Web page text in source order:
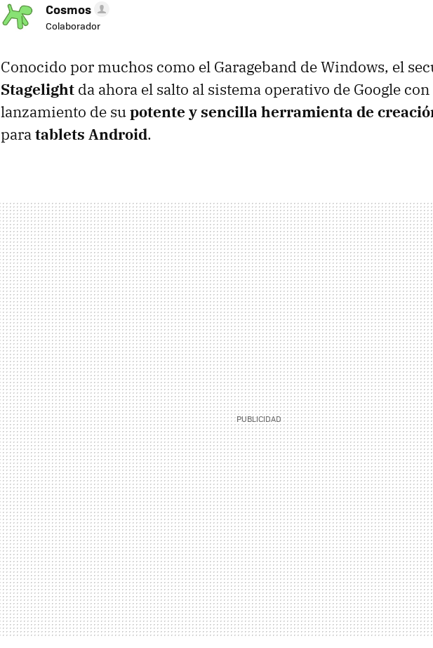
Cosmos
Colaborador
Conocido por muchos como el Garageband de Windows, el
Stagelight da ahora el salto al sistema operativo de Google con
lanzamiento de supotente y sencilla herramienta de
paratablets Android.